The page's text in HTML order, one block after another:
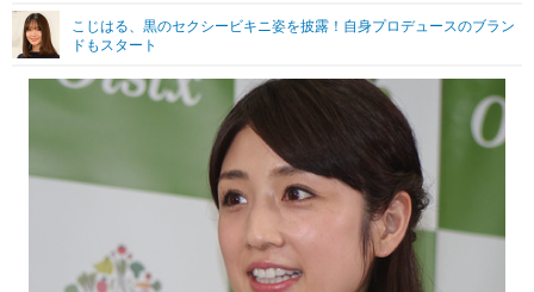
ショッピング その他
こじはる、黒のセクシービキニ姿を披露！自身プロデュースのブラン
ドもスタート